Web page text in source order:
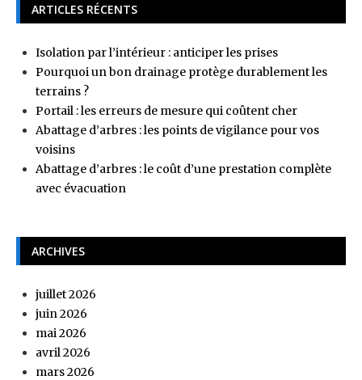
ARTICLES RÉCENTS
Isolation par l’intérieur : anticiper les prises
Pourquoi un bon drainage protège durablement les
terrains ?
Portail : les erreurs de mesure qui coûtent cher
Abattage d’arbres : les points de vigilance pour vos
voisins
Abattage d’arbres : le coût d’une prestation complète
avec évacuation
ARCHIVES
juillet 2026
juin 2026
mai 2026
avril 2026
mars 2026